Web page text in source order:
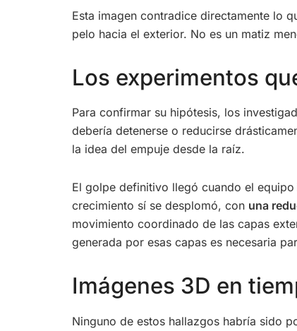
Esta imagen contradice directamente lo
pelo hacia el exterior. No es un matiz
Los experimentos
Para confirmar su hipótesis, los
debería detenerse o reducirse
la idea del empuje desde la raíz.
El golpe definitivo llegó cuando el
crecimiento sí se desplomó, con una
movimiento coordinado de las capas
generada por esas capas es necesaria
Imágenes 3D en
Ninguno de estos hallazgos habría sido